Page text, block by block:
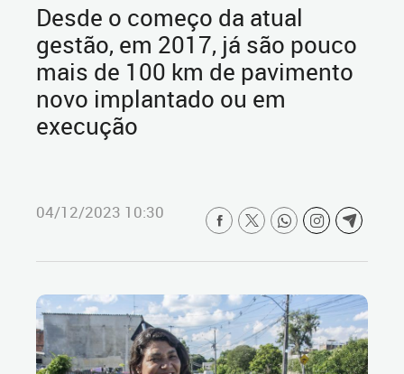
Desde o começo da atual
gestão, em 2017, já são pouco
mais de 100 km de pavimento
novo implantado ou em
execução
04/12/2023 10:30